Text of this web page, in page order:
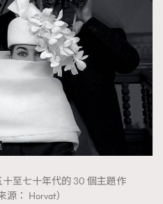
十至七十年代的 30 個主題作
： Horvat）